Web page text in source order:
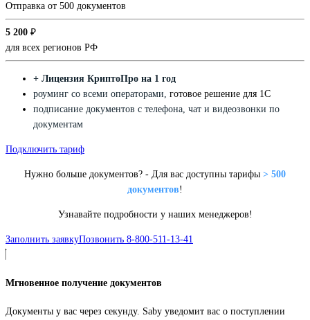
Отправка от 500 документов
5 200 ₽
для всех регионов РФ
+ Лицензия КриптоПро на 1 год
роуминг со всеми операторами, готовое решение для 1С
подписание документов с телефона, чат и видеозвонки по
документам
Подключить тариф
Нужно больше документов? - Для вас доступны тарифы > 500
документов!
Узнавайте подробности у наших менеджеров!
Заполнить заявкуПозвонить 8-800-511-13-41
Мгновенное получение документов
Документы у вас через секунду. Saby уведомит вас о поступлении